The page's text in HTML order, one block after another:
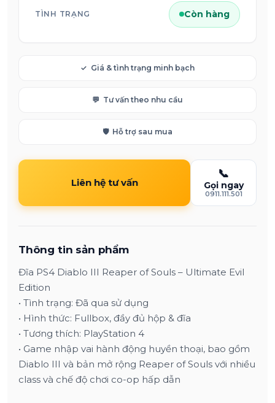
TÌNH TRẠNG Còn hàng
✓ Giá & tình trạng minh bạch
💬 Tư vấn theo nhu cầu
🛡️ Hỗ trợ sau mua
Liên hệ tư vấn
📞
Gọi ngay
0911.111.501
Thông tin sản phẩm
Đĩa PS4 Diablo III Reaper of Souls – Ultimate Evil
Edition
• Tình trạng: Đã qua sử dụng
• Hình thức: Fullbox, đầy đủ hộp & đĩa
• Tương thích: PlayStation 4
• Game nhập vai hành động huyền thoại, bao gồm
Diablo III và bản mở rộng Reaper of Souls với nhiều
class và chế độ chơi co-op hấp dẫn